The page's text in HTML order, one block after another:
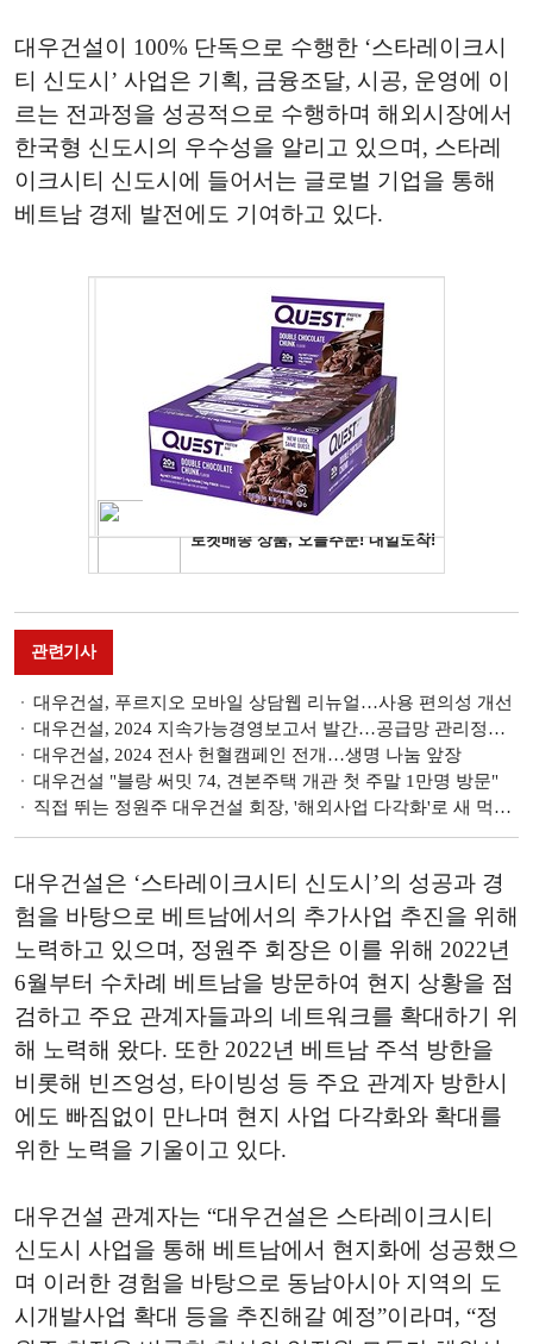
대우건설이 100% 단독으로 수행한 ‘스타레이크시
티 신도시’ 사업은 기획, 금융조달, 시공, 운영에 이
르는 전과정을 성공적으로 수행하며 해외시장에서
한국형 신도시의 우수성을 알리고 있으며, 스타레
이크시티 신도시에 들어서는 글로벌 기업을 통해
베트남 경제 발전에도 기여하고 있다.
관련기사
대우건설, 푸르지오 모바일 상담웹 리뉴얼…사용 편의성 개선
대우건설, 2024 지속가능경영보고서 발간…공급망 관리정책 신규 공개
대우건설, 2024 전사 헌혈캠페인 전개…생명 나눔 앞장
대우건설 "블랑 써밋 74, 견본주택 개관 첫 주말 1만명 방문"
직접 뛰는 정원주 대우건설 회장, '해외사업 다각화'로 새 먹거리 확보한다
대우건설은 ‘스타레이크시티 신도시’의 성공과 경
험을 바탕으로 베트남에서의 추가사업 추진을 위해
노력하고 있으며, 정원주 회장은 이를 위해 2022년
6월부터 수차례 베트남을 방문하여 현지 상황을 점
검하고 주요 관계자들과의 네트워크를 확대하기 위
해 노력해 왔다. 또한 2022년 베트남 주석 방한을
비롯해 빈즈엉성, 타이빙성 등 주요 관계자 방한시
에도 빠짐없이 만나며 현지 사업 다각화와 확대를
위한 노력을 기울이고 있다.
대우건설 관계자는 “대우건설은 스타레이크시티
신도시 사업을 통해 베트남에서 현지화에 성공했으
며 이러한 경험을 바탕으로 동남아시아 지역의 도
시개발사업 확대 등을 추진해갈 예정”이라며, “정